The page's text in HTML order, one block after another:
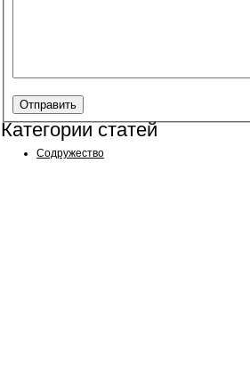
Категории статей
Содружество